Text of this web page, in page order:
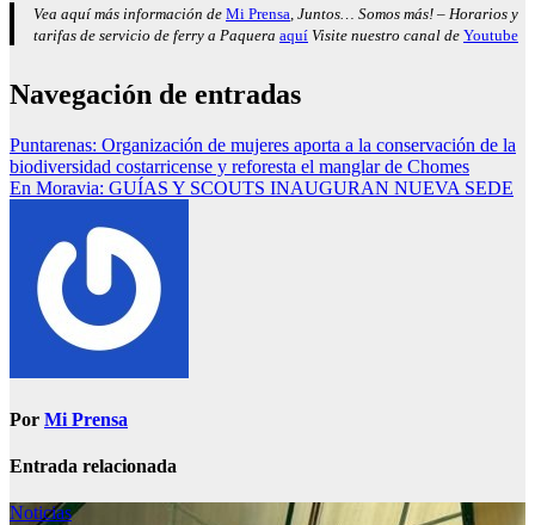
Vea aquí más información de Mi Prensa, Juntos… Somos más! – Horarios y
tarifas de servicio de ferry a Paquera aquí Visite nuestro canal de Youtube
Navegación de entradas
Puntarenas: Organización de mujeres aporta a la conservación de la
biodiversidad costarricense y reforesta el manglar de Chomes
En Moravia: GUÍAS Y SCOUTS INAUGURAN NUEVA SEDE
Por Mi Prensa
Entrada relacionada
Noticias